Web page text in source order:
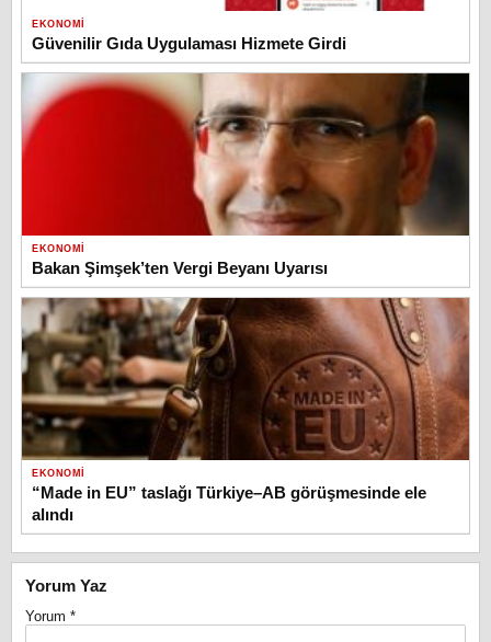
EKONOMI
Güvenilir Gıda Uygulaması Hizmete Girdi
EKONOMI
Bakan Şimşek’ten Vergi Beyanı Uyarısı
EKONOMI
“Made in EU” taslağı Türkiye–AB görüşmesinde ele
alındı
Yorum Yaz
Yorum *